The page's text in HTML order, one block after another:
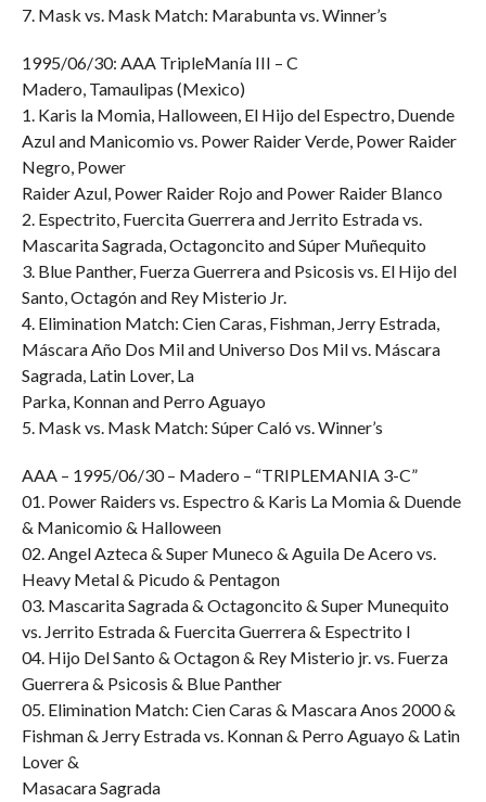
7. Mask vs. Mask Match: Marabunta vs. Winner’s
1995/06/30: AAA TripleManía III – C
Madero, Tamaulipas (Mexico)
1. Karis la Momia, Halloween, El Hijo del Espectro, Duende
Azul and Manicomio vs. Power Raider Verde, Power Raider
Negro, Power
Raider Azul, Power Raider Rojo and Power Raider Blanco
2. Espectrito, Fuercita Guerrera and Jerrito Estrada vs.
Mascarita Sagrada, Octagoncito and Súper Muñequito
3. Blue Panther, Fuerza Guerrera and Psicosis vs. El Hijo del
Santo, Octagón and Rey Misterio Jr.
4. Elimination Match: Cien Caras, Fishman, Jerry Estrada,
Máscara Año Dos Mil and Universo Dos Mil vs. Máscara
Sagrada, Latin Lover, La
Parka, Konnan and Perro Aguayo
5. Mask vs. Mask Match: Súper Caló vs. Winner’s
AAA – 1995/06/30 – Madero – “TRIPLEMANIA 3-C”
01. Power Raiders vs. Espectro & Karis La Momia & Duende
& Manicomio & Halloween
02. Angel Azteca & Super Muneco & Aguila De Acero vs.
Heavy Metal & Picudo & Pentagon
03. Mascarita Sagrada & Octagoncito & Super Munequito
vs. Jerrito Estrada & Fuercita Guerrera & Espectrito I
04. Hijo Del Santo & Octagon & Rey Misterio jr. vs. Fuerza
Guerrera & Psicosis & Blue Panther
05. Elimination Match: Cien Caras & Mascara Anos 2000 &
Fishman & Jerry Estrada vs. Konnan & Perro Aguayo & Latin
Lover &
Masacara Sagrada